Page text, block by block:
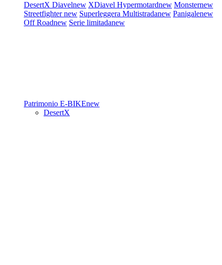
DesertX Diavelnew XDiavel Hypermotardnew Monsternew
Streetfighternew Superleggera Multistradanew Panigalenew
Off Roadnew Serie limitadanew
Patrimonio E-BIKEnew
DesertX